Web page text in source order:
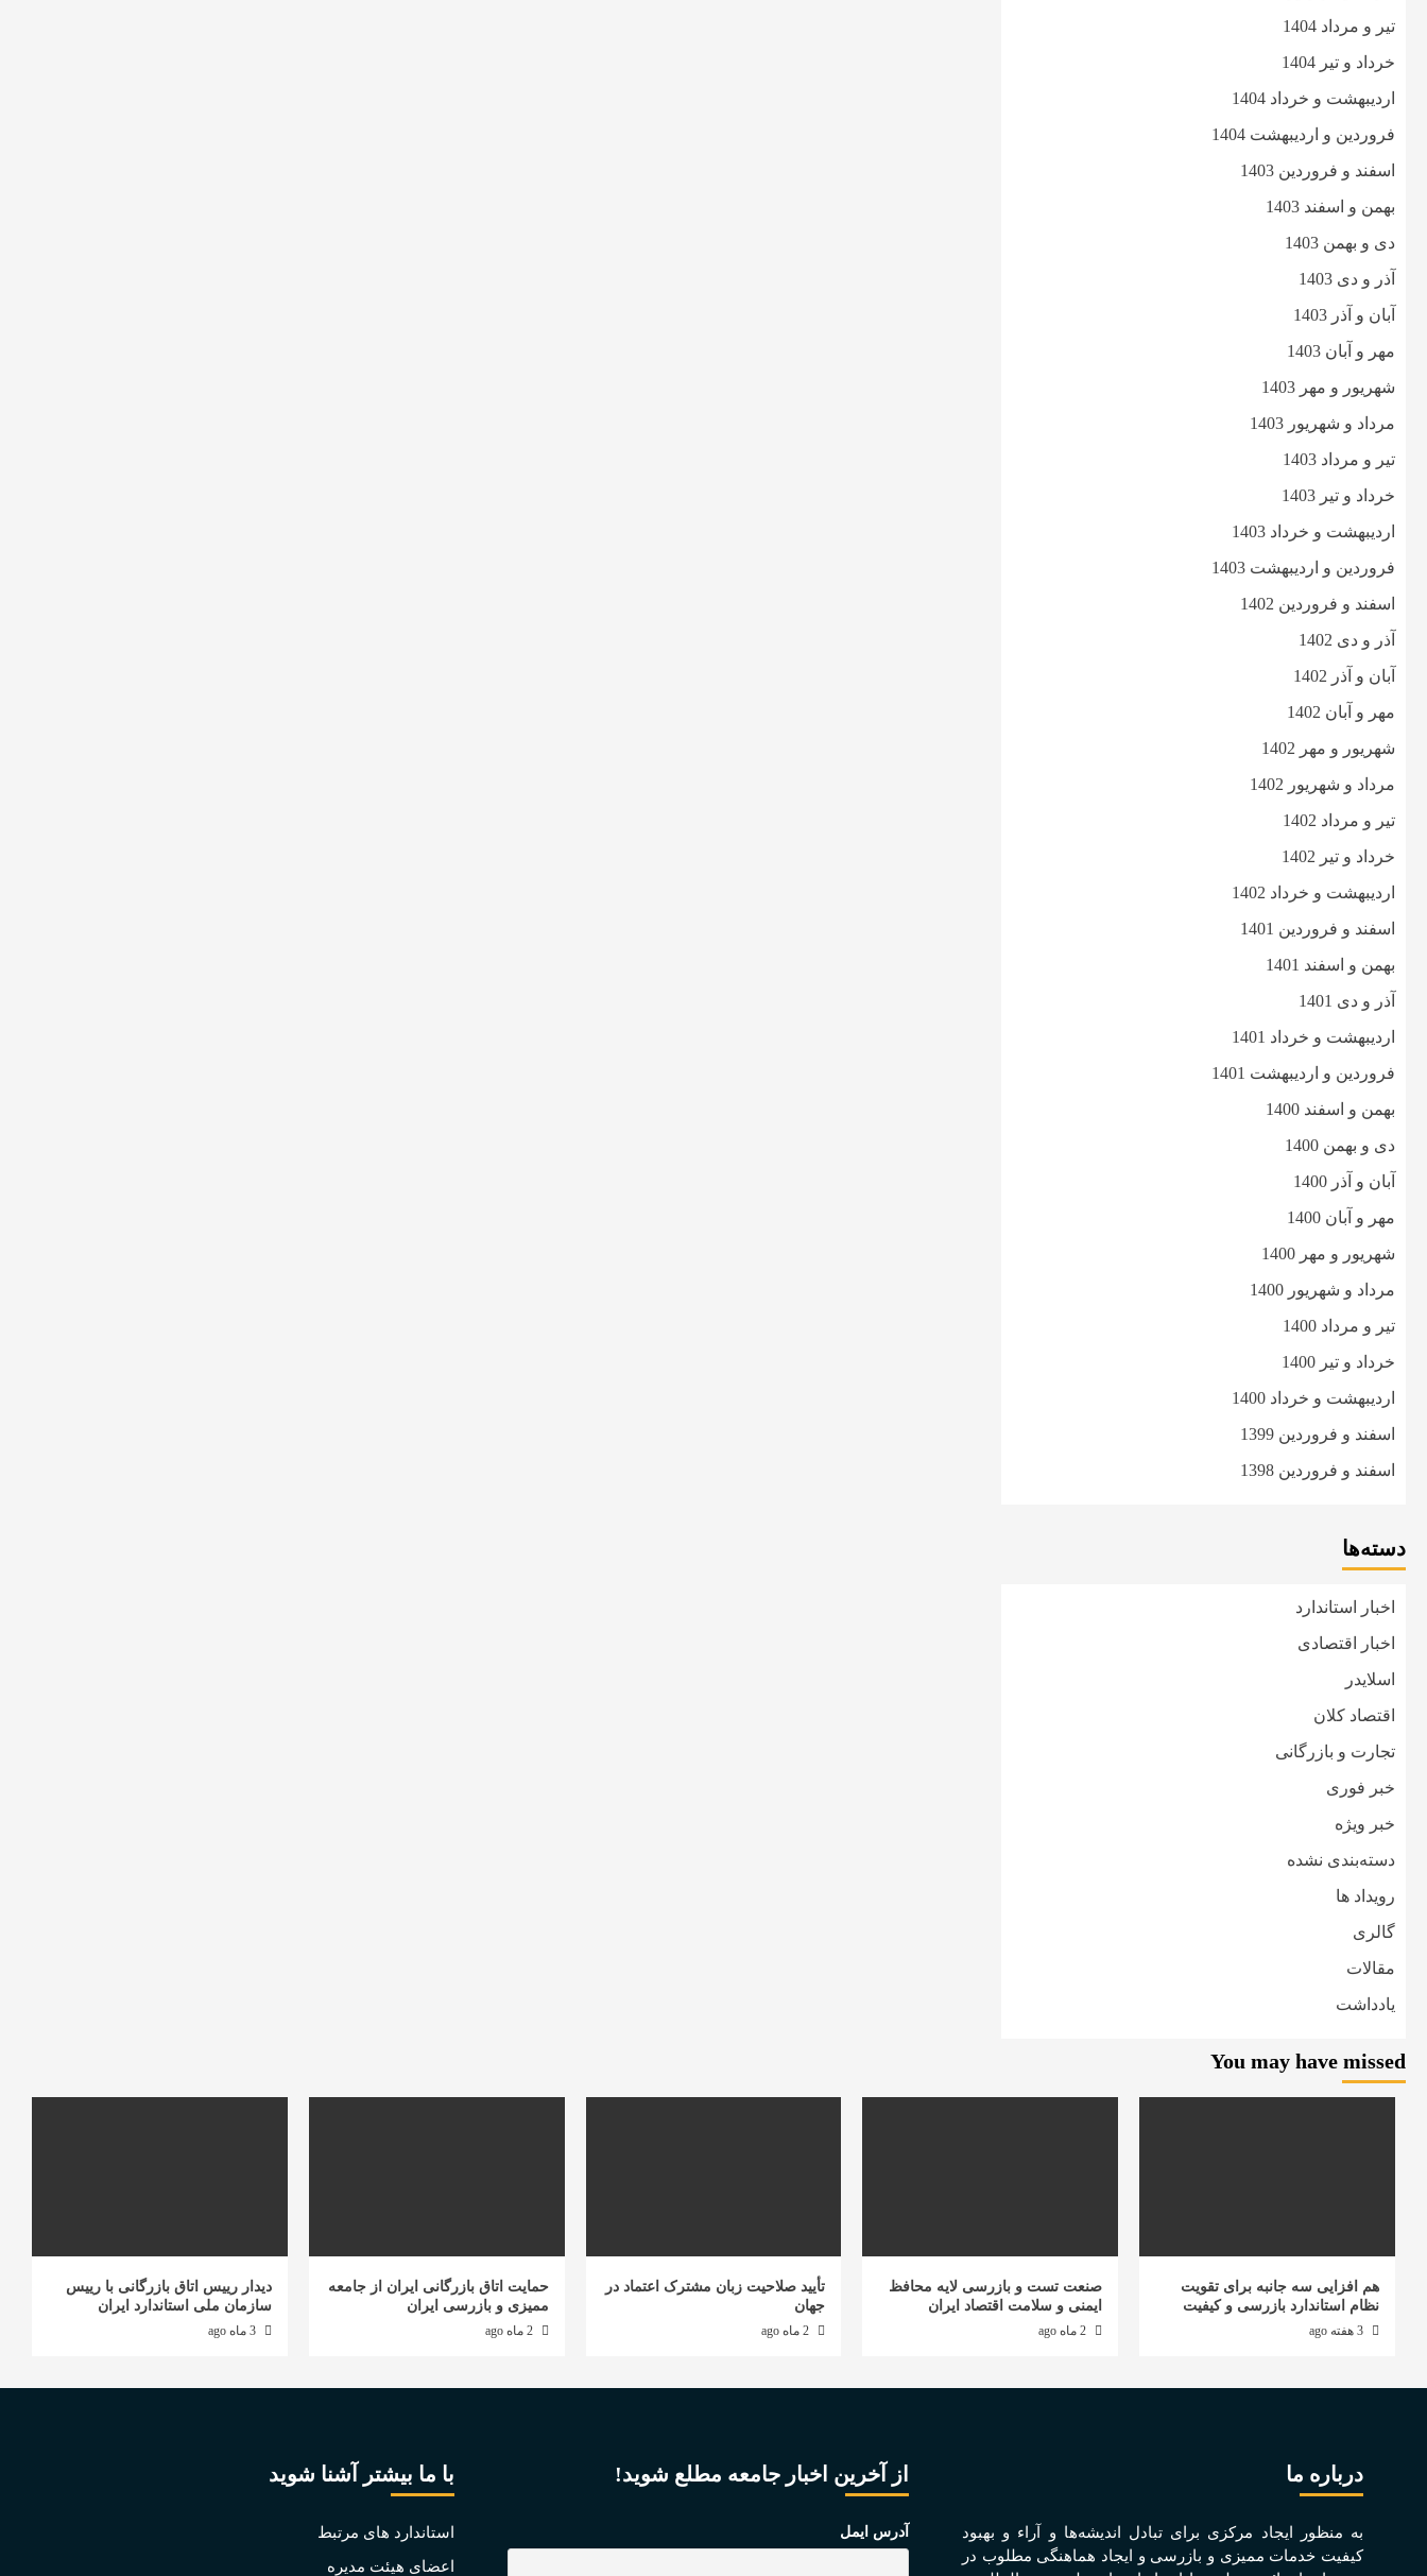
تیر و مرداد 1404
خرداد و تیر 1404
اردیبهشت و خرداد 1404
فروردین و اردیبهشت 1404
اسفند و فروردین 1403
بهمن و اسفند 1403
دی و بهمن 1403
آذر و دی 1403
آبان و آذر 1403
مهر و آبان 1403
شهریور و مهر 1403
مرداد و شهریور 1403
تیر و مرداد 1403
خرداد و تیر 1403
اردیبهشت و خرداد 1403
فروردین و اردیبهشت 1403
اسفند و فروردین 1402
آذر و دی 1402
آبان و آذر 1402
مهر و آبان 1402
شهریور و مهر 1402
مرداد و شهریور 1402
تیر و مرداد 1402
خرداد و تیر 1402
اردیبهشت و خرداد 1402
اسفند و فروردین 1401
بهمن و اسفند 1401
آذر و دی 1401
اردیبهشت و خرداد 1401
فروردین و اردیبهشت 1401
بهمن و اسفند 1400
دی و بهمن 1400
آبان و آذر 1400
مهر و آبان 1400
شهریور و مهر 1400
مرداد و شهریور 1400
تیر و مرداد 1400
خرداد و تیر 1400
اردیبهشت و خرداد 1400
اسفند و فروردین 1399
اسفند و فروردین 1398
دسته‌ها
اخبار استاندارد
اخبار اقتصادی
اسلایدر
اقتصاد کلان
تجارت و بازرگانی
خبر فوری
خبر ویژه
دسته‌بندی نشده
رویداد ها
گالری
مقالات
یادداشت
You may have missed
هم افزایی سه جانبه برای تقویت
نظام استاندارد بازرسی و کیفیت
صنعت تست و بازرسی لایه محافظ
ایمنی و سلامت اقتصاد ایران
تأیید صلاحیت زبان مشترک اعتماد در
جهان
حمایت اتاق بازرگانی ایران از جامعه
ممیزی و بازرسی ایران
2 ماه ago
دیدار رییس اتاق بازرگانی با رییس
سازمان ملی استاندارد ایران
3 ماه ago
درباره ما
به منظور ايجاد مرکزی برای تبادل انديشه‌ها و آراء و بهبود
کيفيت خدمات مميزی و بازرسی و ايجاد هماهنگی مطلوب در
از آخرین اخبار جامعه مطلع شوید!
آدرس ایمل
با ما بیشتر آشنا شوید
استاندارد های مرتبط
اعضای هیئت مدیره